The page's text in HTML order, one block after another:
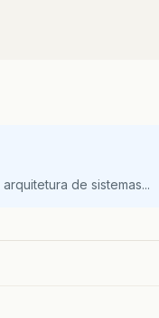
de sistemas...